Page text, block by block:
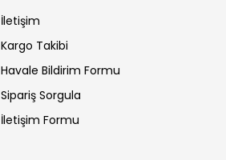
İletişim
Kargo Takibi
Havale Bildirim Formu
Sipariş Sorgula
İletişim Formu